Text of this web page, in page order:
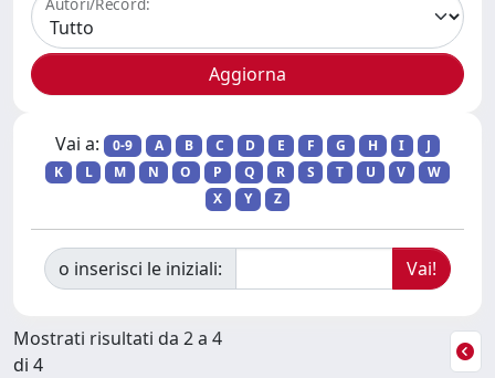
Autori/Record:
Vai a: 0-9 A B C D E F G H I
J
K
L M N O P Q R S T U V
W
X
Y Z
o inserisci le iniziali:
Mostrati risultati da 2 a 4
di 4